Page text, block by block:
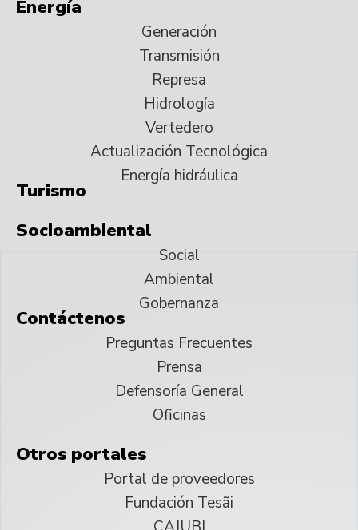
Energía
Generación
Transmisión
Represa
Hidrología
Vertedero
Actualización Tecnológica
Energía hidráulica
Turismo
Socioambiental
Social
Ambiental
Gobernanza
Contáctenos
Preguntas Frecuentes
Prensa
Defensoría General
Oficinas
Otros portales
Portal de proveedores
Fundación Tesãi